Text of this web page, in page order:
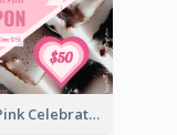
Sweet Pink Celebration Gift Card Template Design